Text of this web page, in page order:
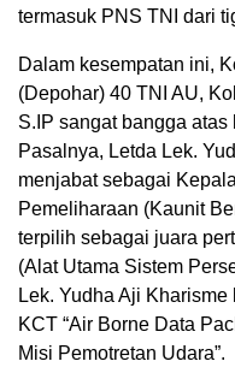
termasuk PNS TNI dari
Dalam kesempatan ini,
(Depohar) 40 TNI AU,
S.IP sangat bangga
Pasalnya, Letda Lek.
menjabat sebagai
Pemeliharaan (Kaunit
terpilih sebagai juara
(Alat Utama Sistem
Lek. Yudha Aji
KCT “Air Borne Data
Misi Pemotretan Udara”.